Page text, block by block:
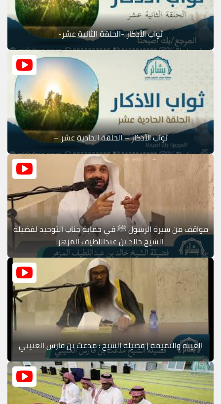
ثواب الأذكار -الحلقة الثانية عشر-
ثواب الأذكار – الحلقة الحادية عشر –
مواقف من سيرة الرسول ﷺ في حماية جناب التوحيد لفضيلة
الشيخ خالد بن عبداللطيف المزهر
الغيبة والنميمة | فضيلة الشيخ : مدعث بن فارس العتيبي